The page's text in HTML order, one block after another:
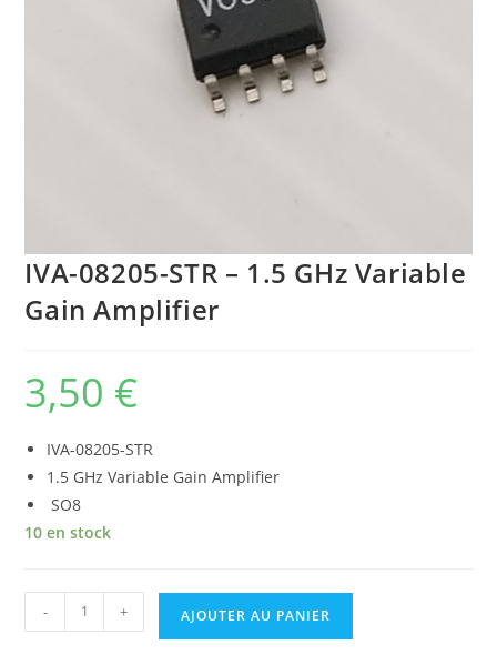
IVA-08205-STR – 1.5 GHz Variable
Gain Amplifier
3,50 €
IVA-08205-STR
1.5 GHz Variable Gain Amplifier
SO8
10 en stock
quantité
de
- + AJOUTER AU PANIER